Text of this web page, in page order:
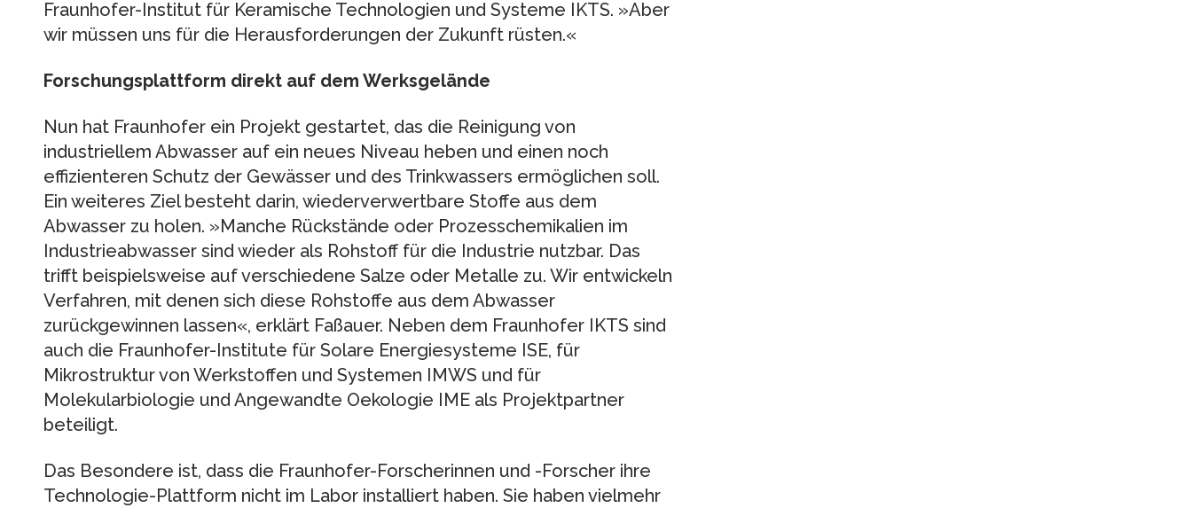
Fraunhofer-Institut für Keramische Technologien und Systeme IKTS. »Aber
wir müssen uns für die Herausforderungen der Zukunft rüsten.«
Forschungsplattform direkt auf dem Werksgelände
Nun hat Fraunhofer ein Projekt gestartet, das die Reinigung von
industriellem Abwasser auf ein neues Niveau heben und einen noch
effizienteren Schutz der Gewässer und des Trinkwassers ermöglichen soll.
Ein weiteres Ziel besteht darin, wiederverwertbare Stoffe aus dem
Abwasser zu holen. »Manche Rückstände oder Prozesschemikalien im
Industrieabwasser sind wieder als Rohstoff für die Industrie nutzbar. Das
trifft beispielsweise auf verschiedene Salze oder Metalle zu. Wir entwickeln
Verfahren, mit denen sich diese Rohstoffe aus dem Abwasser
zurückgewinnen lassen«, erklärt Faßauer. Neben dem Fraunhofer IKTS sind
auch die Fraunhofer-Institute für Solare Energiesysteme ISE, für
Mikrostruktur von Werkstoffen und Systemen IMWS und für
Molekularbiologie und Angewandte Oekologie IME als Projektpartner
beteiligt.
Das Besondere ist, dass die Fraunhofer-Forscherinnen und -Forscher ihre
Technologie-Plattform nicht im Labor installiert haben. Sie haben vielmehr